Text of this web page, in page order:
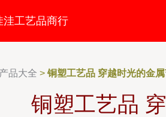
洼工艺品商行
产品大全 > 铜塑工艺品 穿越时光的金
铜塑工艺品